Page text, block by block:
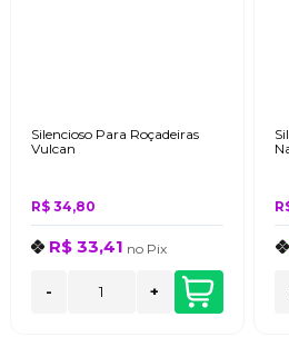
Silencioso Para Roçadeiras
Vulcan
R$ 34,80
R$ 33,41 no Pix
- +